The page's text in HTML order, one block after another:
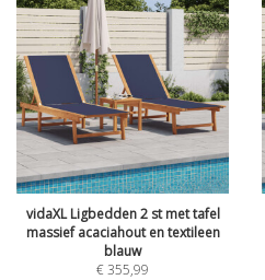
vidaXL Ligbedden 2 st met tafel
massief acaciahout en textileen
blauw
€355,99